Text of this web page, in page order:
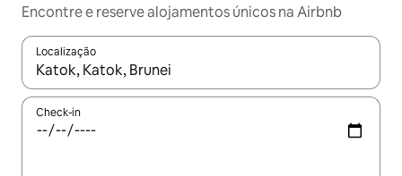
Encontre e reserve alojamentos únicos na Airbnb
Localização
Quando os resultados estiverem disponíveis, navegue com
Check-in